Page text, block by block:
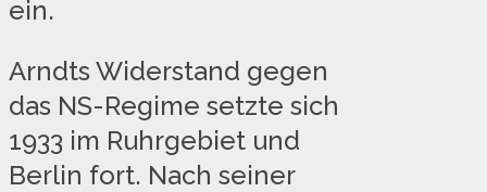
ein.
Arndts Widerstand gegen
das NS-Regime setzte sich
1933 im Ruhrgebiet und
Berlin fort. Nach seiner